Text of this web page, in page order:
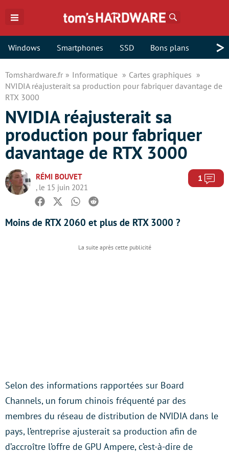
Windows Smartphones SSD Bons plans >
Tomshardware.fr Informatique
Cartes graphiques
NVIDIA réajusterait sa production pour fabriquer davantage de
RTX 3000
NVIDIA réajusterait sa
production pour fabriquer
davantage de RTX 3000
RÉMI BOUVET
, le 15 juin 2021
1
Facebook
TwitterWhatsapp
Reddit
Moins de RTX 2060 et plus de RTX 3000 ?
Selon des informations rapportées sur Board
Channels, un forum chinois fréquenté par des
membres du réseau de distribution de NVIDIA dans le
pays, l’entreprise ajusterait sa production afin de
d’accroître l’offre de GPU Ampere, c’est-à-dire de